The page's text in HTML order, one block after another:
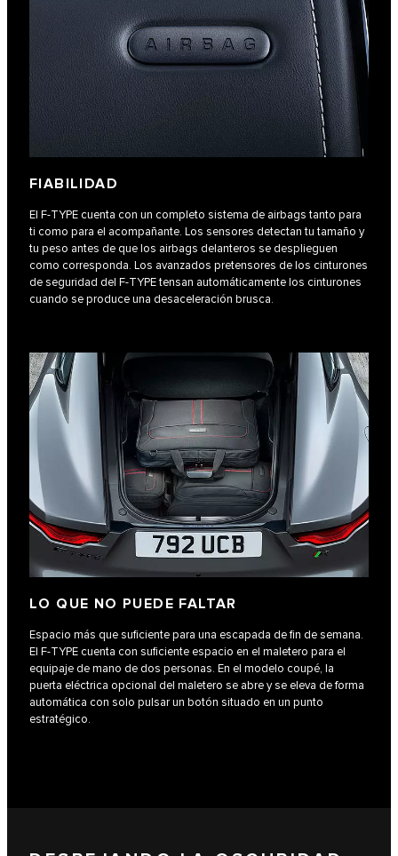
FIABILIDAD
El F‑TYPE cuenta con un completo sistema de airbags tanto para
ti como para el acompañante. Los sensores detectan tu tamaño y
tu peso antes de que los airbags delanteros se desplieguen
como corresponda. Los avanzados pretensores de los cinturones
de seguridad del F-TYPE tensan automáticamente los cinturones
cuando se produce una desaceleración brusca.
LO QUE NO PUEDE FALTAR
Espacio más que suficiente para una escapada de fin de semana.
El F‑TYPE cuenta con suficiente espacio en el maletero para el
equipaje de mano de dos personas. En el modelo coupé, la
puerta eléctrica opcional del maletero se abre y se eleva de forma
automática con solo pulsar un botón situado en un punto
estratégico.